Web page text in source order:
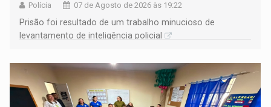
Polícia 07 de Agosto de 2026 às 19:22
Prisão foi resultado de um trabalho minucioso de
levantamento de inteligência policial